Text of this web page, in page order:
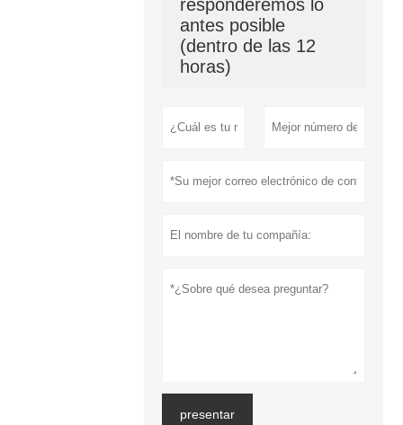
responderemos lo
antes posible
(dentro de las 12
horas)
presentar